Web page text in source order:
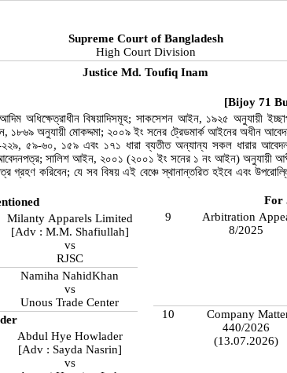
Supreme Court of Bangladesh
High Court Division
Justice Md. Toufiq Inam
[Bijoy 71
অধিক্ষেত্রাধীন বিষয়াদিসমূহ; সাকসেশন আইন, ১৯২৫ অনুযায়ী
১৮৬৯ অনুযায়ী মোকদ্দমা; ২০০৯ ইং সনের ট্রেডমার্ক আইনের অধীন
৫৯-৬০, ১৫৯ এবং ১৭১ ধারা ব্যতীত অন্যান্য সকল ধারার
সালিশ আইন, ২০০১ (২০০১ ইং সনের ১ নং আইন) অনুযায়ী
করিবেন; যে সব বিষয় এই বেঞ্চে স্থানান্তরিত হইবে এবং
Milanty Apparels Limited
[Adv : M.M. Shafiullah]
vs
RJSC
Namiha NahidKhan
vs
Unous Trade Center
Abdul Hye Howlader
[Adv : Sayda Nasrin]
vs
For
9
Arbitration
8/2025
10
Company
440/2026
(13.07.2026)